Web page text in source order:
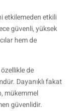
etkilemeden etkili
güvenli, yüksek
hem de
de
Dayanıklı fakat
mükemmel
güvenlidir.